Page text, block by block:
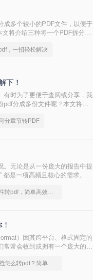
成多个较小的PDF文件，以便于
将介绍三种将一个PDF拆分成
，一招轻松解决
下！
有时为了更便于查阅或分享，我
pdf分成多份文件呢？本文将介
分章节转PDF
。无论是从一份庞大的报告中提
都是一项高频且核心的需求。与
word文件转pdf，简单高效的转换方法
）因其跨平台、格式固定的
常常会收到或拥有一个庞大的
一个亟待解决的问题。“拆分
word文档怎么转pdf？简单高效的恢复方法